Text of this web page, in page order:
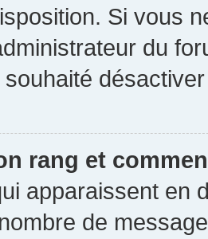
Si vous
du
rang et
apparaissent en
de